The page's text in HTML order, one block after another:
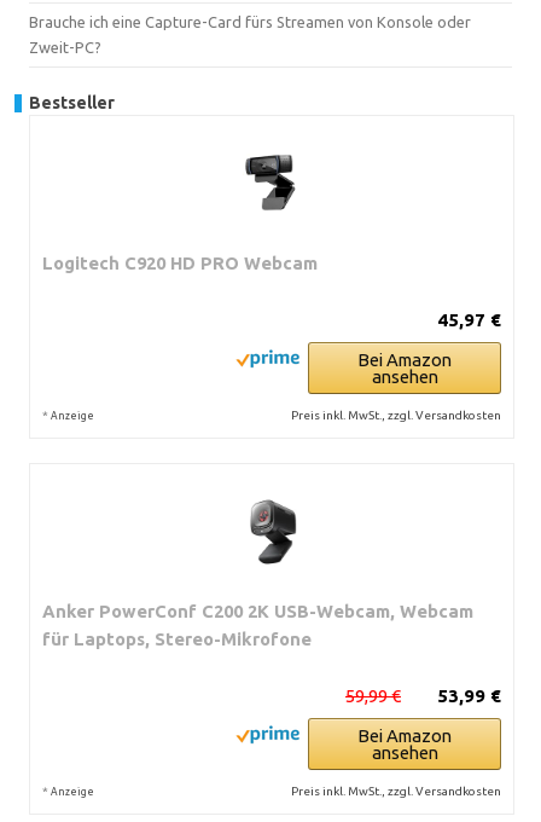
Brauche ich eine Capture-Card fürs Streamen von Konsole oder
Zweit-PC?
Bestseller
Logitech C920 HD PRO Webcam
45,97 €
Bei Amazon
ansehen
* Anzeige Preis inkl. MwSt., zzgl. Versandkosten
Anker PowerConf C200 2K USB-Webcam, Webcam
für Laptops, Stereo-Mikrofone
53,99 €
59,99 €
Bei Amazon
ansehen
* Anzeige Preis inkl. MwSt., zzgl. Versandkosten